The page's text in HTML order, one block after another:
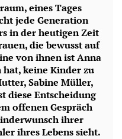
eines Tages
jede Generation
in der heutigen Zeit
die bewusst auf
von ihnen ist Anna
keine Kinder zu
Sabine Müller,
diese Entscheidung
offenen Gespräch
ihrer
ihres Lebens sieht.